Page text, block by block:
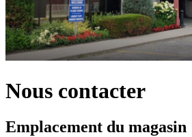
Nous contacter
Emplacement du magasin